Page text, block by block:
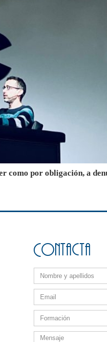
por obligación, a
Contacta